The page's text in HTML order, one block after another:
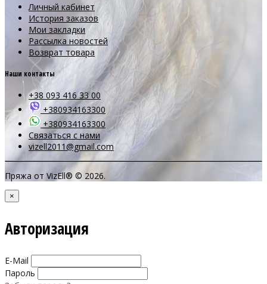
Личный кабинет
История заказов
Мои закладки
Рассылка новостей
Возврат товара
Наши контакты
+38 093 416 33 00
+380934163300
+380934163300
Связаться с нами
vizell2011@gmail.com
Пряжа от VizEll® © 2026.
×
Авторизация
E-Mail
Пароль